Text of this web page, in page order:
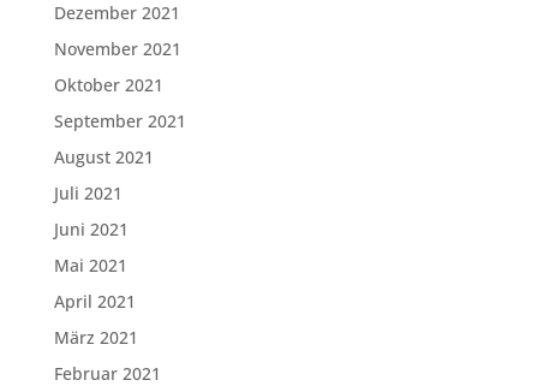
Dezember 2021
November 2021
Oktober 2021
September 2021
August 2021
Juli 2021
Juni 2021
Mai 2021
April 2021
März 2021
Februar 2021